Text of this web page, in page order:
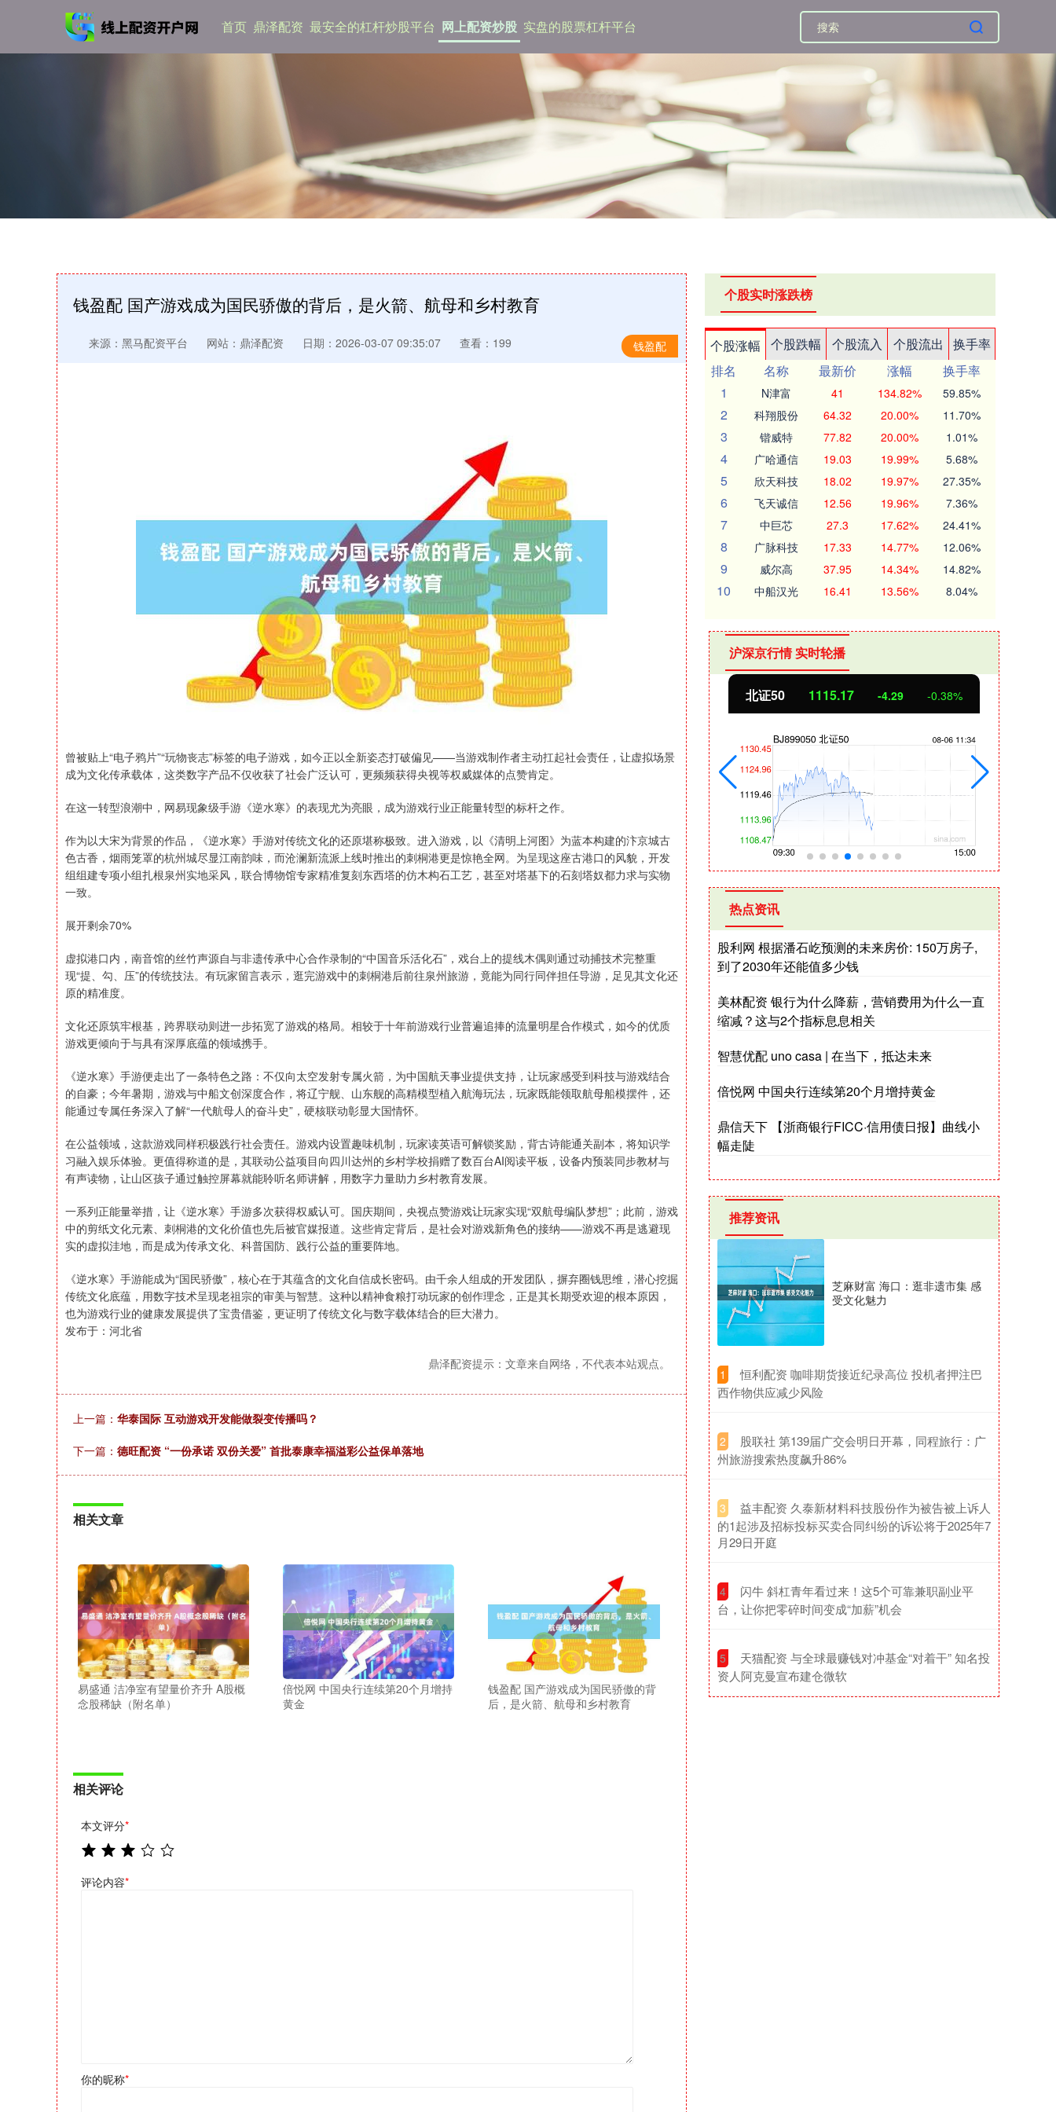
首页 鼎泽配资 最安全的杠杆炒股平台 网上配资炒股 实盘的股票杠杆平台
钱盈配 国产游戏成为国民骄傲的背后，是火箭、航母和乡村教育
钱盈配
来源：黑马配资平台 网站：鼎泽配资 日期：2026-03-07 09:35:07 查看：199
曾被贴上“电子鸦片”“玩物丧志”标签的电子游戏，如今正以全新姿态打破偏见——当游戏制作者主动扛起社会责任，让虚拟场景
成为文化传承载体，这类数字产品不仅收获了社会广泛认可，更频频获得央视等权威媒体的点赞肯定。
在这一转型浪潮中，网易现象级手游《逆水寒》的表现尤为亮眼，成为游戏行业正能量转型的标杆之作。
作为以大宋为背景的作品，《逆水寒》手游对传统文化的还原堪称极致。进入游戏，以《清明上河图》为蓝本构建的汴京城古
色古香，烟雨笼罩的杭州城尽显江南韵味，而沧澜新流派上线时推出的刺桐港更是惊艳全网。为呈现这座古港口的风貌，开发
组组建专项小组扎根泉州实地采风，联合博物馆专家精准复刻东西塔的仿木构石工艺，甚至对塔基下的石刻塔奴都力求与实物
一致。
展开剩余70%
虚拟港口内，南音馆的丝竹声源自与非遗传承中心合作录制的“中国音乐活化石”，戏台上的提线木偶则通过动捕技术完整重
现“提、勾、压”的传统技法。有玩家留言表示，逛完游戏中的刺桐港后前往泉州旅游，竟能为同行同伴担任导游，足见其文化还
原的精准度。
文化还原筑牢根基，跨界联动则进一步拓宽了游戏的格局。相较于十年前游戏行业普遍追捧的流量明星合作模式，如今的优质
游戏更倾向于与具有深厚底蕴的领域携手。
《逆水寒》手游便走出了一条特色之路：不仅向太空发射专属火箭，为中国航天事业提供支持，让玩家感受到科技与游戏结合
的自豪；今年暑期，游戏与中船文创深度合作，将辽宁舰、山东舰的高精模型植入航海玩法，玩家既能领取航母船模摆件，还
能通过专属任务深入了解“一代航母人的奋斗史”，硬核联动彰显大国情怀。
在公益领域，这款游戏同样积极践行社会责任。游戏内设置趣味机制，玩家读英语可解锁奖励，背古诗能通关副本，将知识学
习融入娱乐体验。更值得称道的是，其联动公益项目向四川达州的乡村学校捐赠了数百台AI阅读平板，设备内预装同步教材与
有声读物，让山区孩子通过触控屏幕就能聆听名师讲解，用数字力量助力乡村教育发展。
一系列正能量举措，让《逆水寒》手游多次获得权威认可。国庆期间，央视点赞游戏让玩家实现“双航母编队梦想”；此前，游戏
中的剪纸文化元素、刺桐港的文化价值也先后被官媒报道。这些肯定背后，是社会对游戏新角色的接纳——游戏不再是逃避现
实的虚拟洼地，而是成为传承文化、科普国防、践行公益的重要阵地。
《逆水寒》手游能成为“国民骄傲”，核心在于其蕴含的文化自信成长密码。由千余人组成的开发团队，摒弃圈钱思维，潜心挖掘
传统文化底蕴，用数字技术呈现老祖宗的审美与智慧。这种以精神食粮打动玩家的创作理念，正是其长期受欢迎的根本原因，
也为游戏行业的健康发展提供了宝贵借鉴，更证明了传统文化与数字载体结合的巨大潜力。
发布于：河北省
鼎泽配资提示：文章来自网络，不代表本站观点。
上一篇： 华泰国际 互动游戏开发能做裂变传播吗？
下一篇： 德旺配资 “一份承诺 双份关爱” 首批泰康幸福溢彩公益保单落地
相关文章
易盛通 洁净室有望量价齐升 A股概
念股稀缺（附名单）
倍悦网 中国央行连续第20个月增持
黄金
钱盈配 国产游戏成为国民骄傲的背
后，是火箭、航母和乡村教育
相关评论
本文评分*
评论内容*
你的昵称*
个股实时涨跌榜
个股涨幅 个股跌幅 个股流入 个股流出
换手率
排名
名称 最新价 涨幅
换手率
1
N津富 41 134.82% 59.85%
2 科翔股份 64.32 20.00% 11.70%
3 锴威特 77.82 20.00% 1.01%
4 广哈通信 19.03 19.99% 5.68%
5 欣天科技 18.02 19.97% 27.35%
6 飞天诚信 12.56 19.96% 7.36%
7 中巨芯 27.3 17.62% 24.41%
8 广脉科技 17.33 14.77% 12.06%
9 威尔高 37.95 14.34% 14.82%
10 中船汉光 16.41 13.56% 8.04%
沪深京行情 实时轮播
深证成指 14070.78 -73.43 -0.52% 沪深300 4637.89 北证50 1115.17 -4.29 -0.38%
热点资讯
股利网 根据潘石屹预测的未来房价: 150万房子,
到了2030年还能值多少钱
美林配资 银行为什么降薪，营销费用为什么一直
缩减？这与2个指标息息相关
智慧优配 uno casa | 在当下，抵达未来
倍悦网 中国央行连续第20个月增持黄金
鼎信天下 【浙商银行FICC·信用债日报】曲线小
幅走陡
推荐资讯
芝麻财富 海口：逛非遗市集 感
受文化魅力
1
​恒利配资 咖啡期货接近纪录高位 投机者押注巴
西作物供应减少风险
2
​股联社 第139届广交会明日开幕，同程旅行：广
州旅游搜索热度飙升86%
3
​益丰配资 久泰新材料科技股份作为被告被上诉人
的1起涉及招标投标买卖合同纠纷的诉讼将于2025年7
月29日开庭
4
​闪牛 斜杠青年看过来！这5个可靠兼职副业平
台，让你把零碎时间变成“加薪”机会
5
​天猫配资 与全球最赚钱对冲基金“对着干” 知名投
资人阿克曼宣布建仓微软